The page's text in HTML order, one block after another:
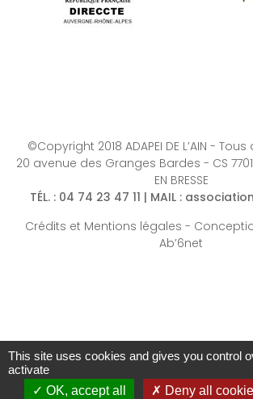
©Copyright 2018 ADAPEI DE L’AIN -
20 avenue des Granges Bardes - CS
EN BRESSE
TÉL. : 04 74 23 47 11 | MAIL :
Crédits et Mentions légales -
Ab’6net
This site uses cookies and gives you control
activate
OK, accept all
Deny all